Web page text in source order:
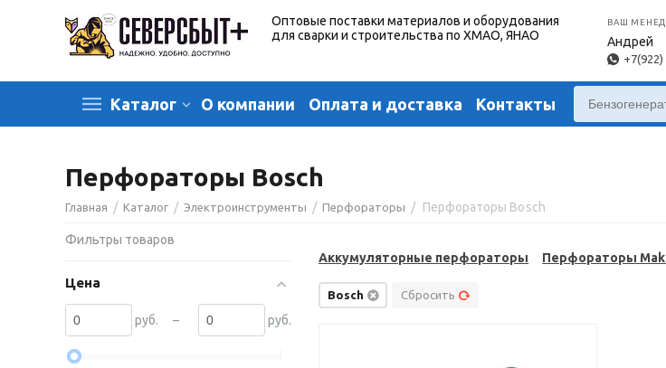
Оптовые поставки материалов и оборудования
для сварки и строительства по ХМАО, ЯНАО
ВАШ
Андрей
Каталог О компании Оплата и доставка Контакты
Перфораторы Bosch
Главная / Каталог / Электроинструменты / Перфораторы / Перфораторы Bosch
Аккумуляторные перфораторы Перфораторы
Bosch Сбросить
Фильтры товаров
Цена
руб. – руб.